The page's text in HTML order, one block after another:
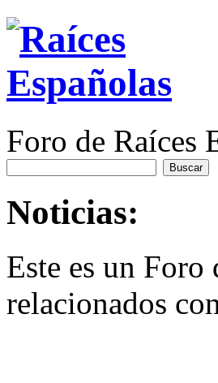
Foro de Raíces
Noticias:
Este es un Foro
relacionados